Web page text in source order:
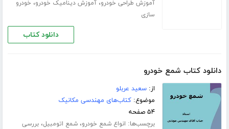
آموزش طراحی خودرو،آموزش دینامیک خودرو، خودرو
سازی
دانلود کتاب
دانلود کتاب شمع خودرو
از:سعید عربلو
موضوع:کتاب‌های مهندسی مکانیک
۵۴ صفحه
برچسب‌ها: انواع شمع خودرو،شمع اتومبیل،بررسی